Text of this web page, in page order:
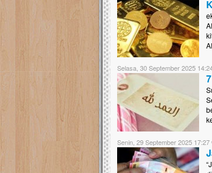
Selasa, 30 September 2025
Senin, 29 September 2025 17:27